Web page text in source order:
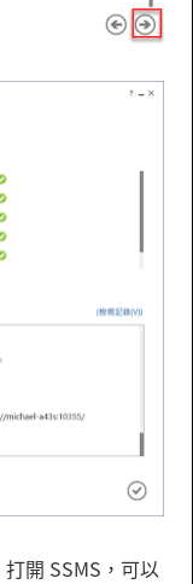
開 SSMS，可以